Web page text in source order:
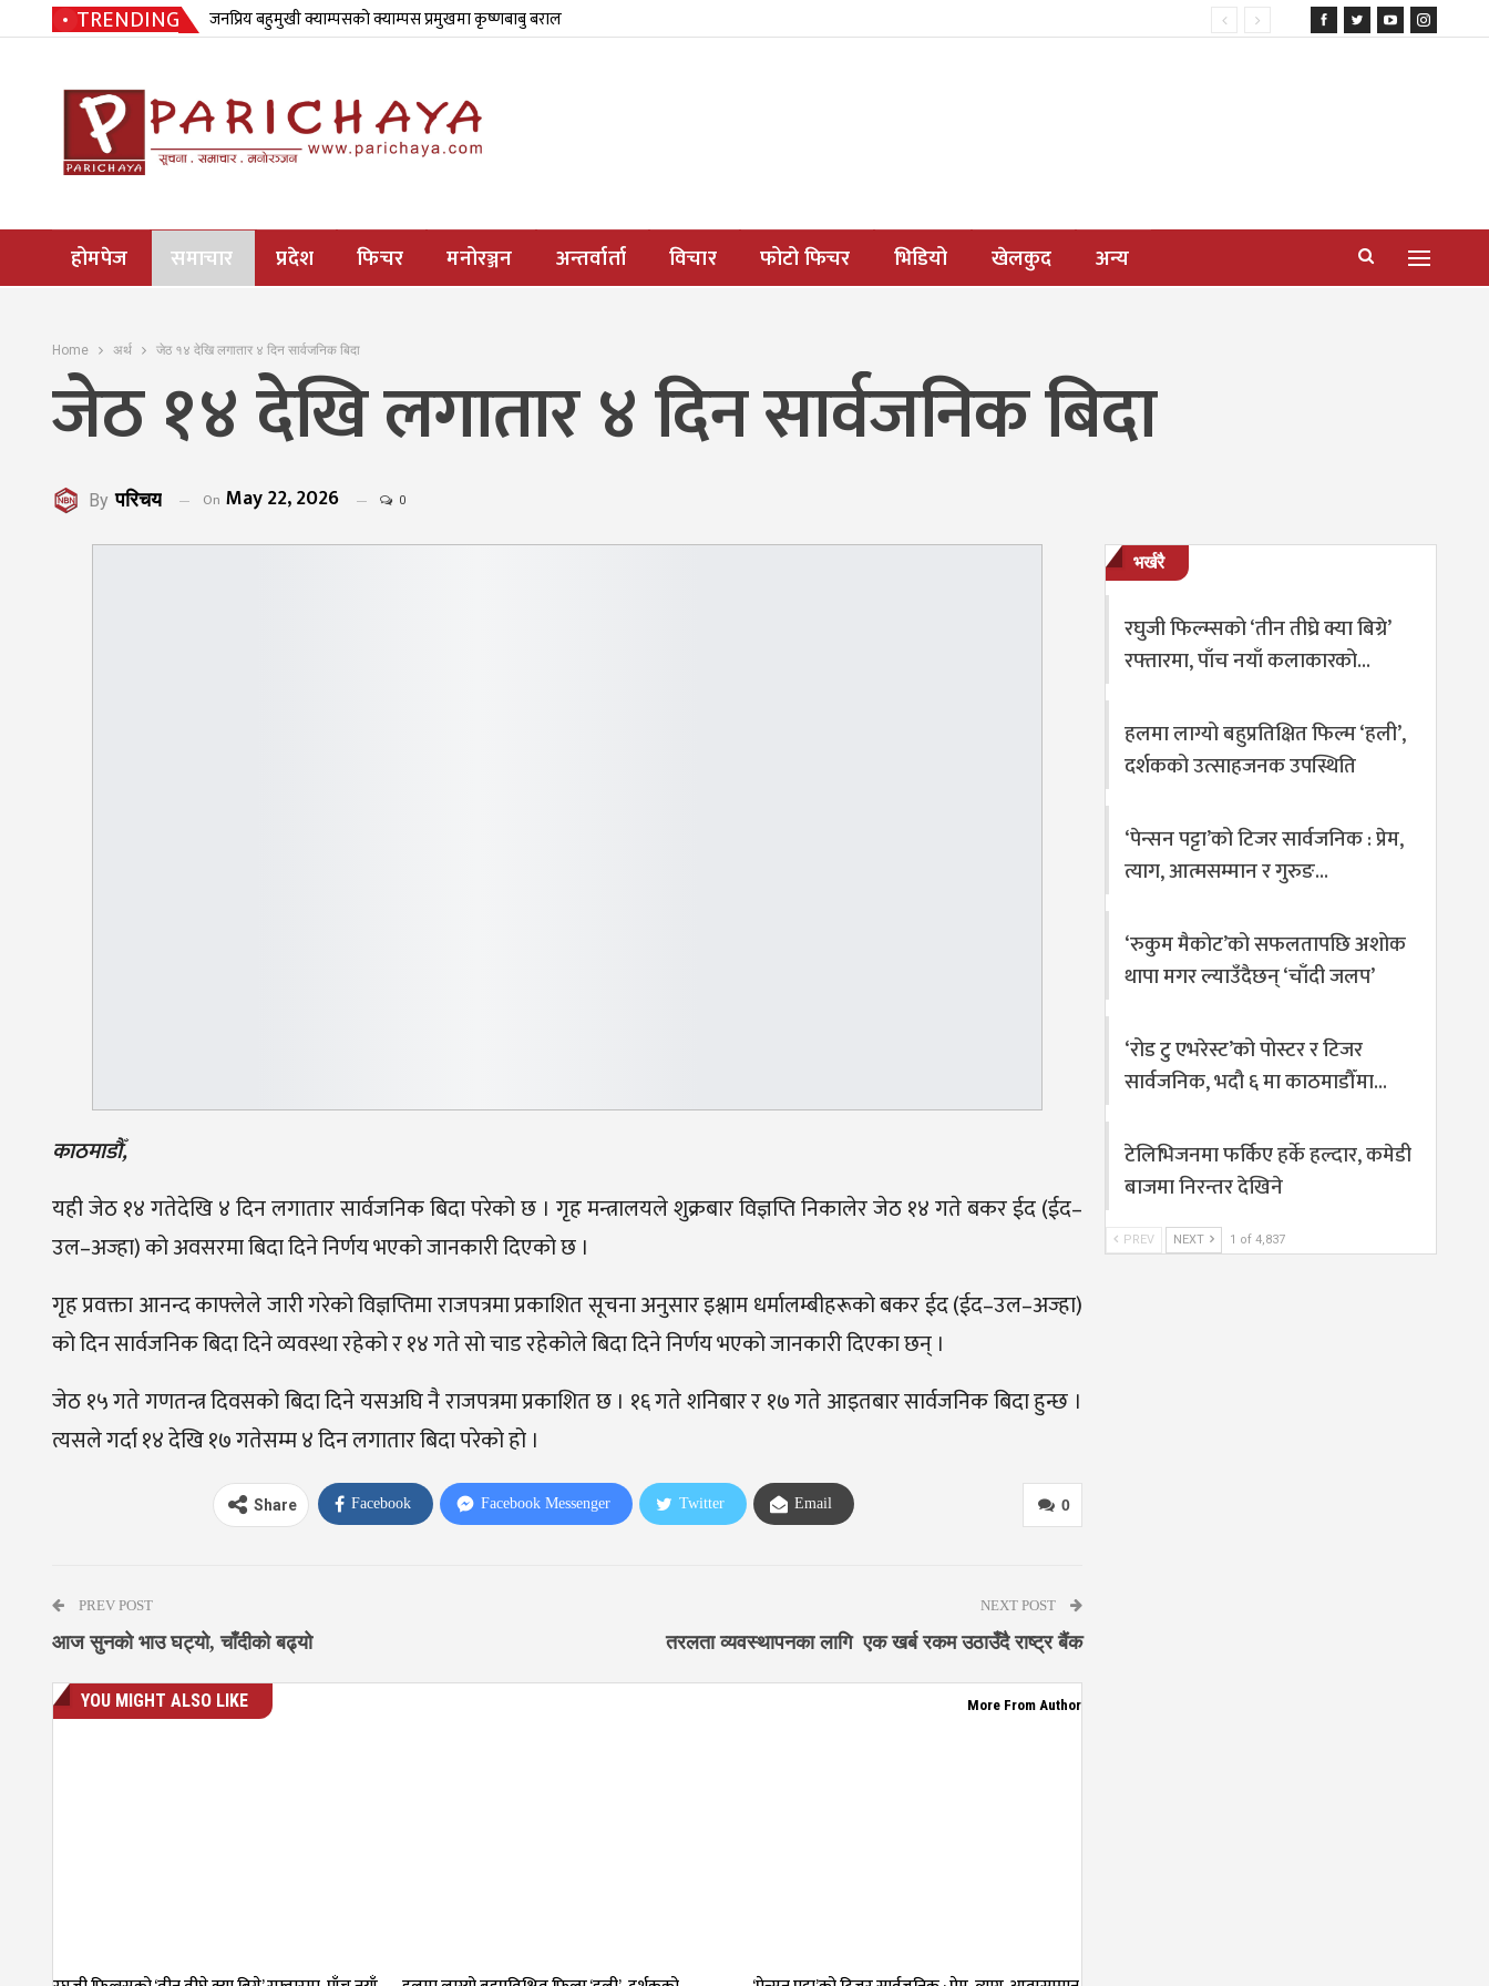
TRENDING जनप्रिय बहुमुखी क्याम्पसको क्याम्पस प्रमुखमा कृष्णबाबु बराल
होमपेज समाचार प्रदेश फिचर मनोरञ्जन अन्तर्वार्ता विचार फोटो फिचर भिडियो खेलकुद अन्य
Home अर्थ जेठ १४ देखि लगातार ४ दिन सार्वजनिक बिदा
जेठ १४ देखि लगातार ४ दिन सार्वजनिक बिदा
By परिचय On May 22, 2026 0
काठमाडौँ,
यही जेठ १४ गतेदेखि ४ दिन लगातार सार्वजनिक बिदा परेको छ । गृह मन्त्रालयले शुक्रबार विज्ञप्ति निकालेर जेठ १४ गते बकर ईद (ईद–
उल–अज्हा) को अवसरमा बिदा दिने निर्णय भएको जानकारी दिएको छ ।
गृह प्रवक्ता आनन्द काफ्लेले जारी गरेको विज्ञप्तिमा राजपत्रमा प्रकाशित सूचना अनुसार इश्लाम धर्मालम्बीहरूको बकर ईद (ईद–उल–अज्हा)
को दिन सार्वजनिक बिदा दिने व्यवस्था रहेको र १४ गते सो चाड रहेकोले बिदा दिने निर्णय भएको जानकारी दिएका छन् ।
जेठ १५ गते गणतन्त्र दिवसको बिदा दिने यसअघि नै राजपत्रमा प्रकाशित छ । १६ गते शनिबार र १७ गते आइतबार सार्वजनिक बिदा हुन्छ ।
त्यसले गर्दा १४ देखि १७ गतेसम्म ४ दिन लगातार बिदा परेको हो ।
0
Share Facebook Facebook Messenger Twitter Email
PREV POST
आज सुनको भाउ घट्यो, चाँदीको बढ्यो
NEXT POST
तरलता व्यवस्थापनका लागि एक खर्ब रकम उठाउँदै राष्ट्र बैंक
YOU MIGHT ALSO LIKE More From Author
भर्खरै
रघुजी फिल्म्सको ‘तीन तीघ्रे क्या बिग्रे’
रफ्तारमा, पाँच नयाँ कलाकारको…
हलमा लाग्यो बहुप्रतिक्षित फिल्म ‘हली’,
दर्शकको उत्साहजनक उपस्थिति
‘पेन्सन पट्टा’को टिजर सार्वजनिक : प्रेम,
त्याग, आत्मसम्मान र गुरुङ…
‘रुकुम मैकोट’को सफलतापछि अशोक
थापा मगर ल्याउँदैछन् ‘चाँदी जलप’
‘रोड टु एभरेस्ट’को पोस्टर र टिजर
सार्वजनिक, भदौ ६ मा काठमाडौँमा…
टेलिभिजनमा फर्किए हर्के हल्दार, कमेडी
बाजमा निरन्तर देखिने
PREV NEXT 1 of 4,837